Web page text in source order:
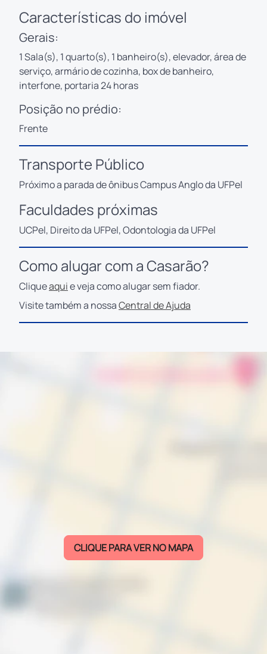
Características do imóvel
Gerais:
1 Sala(s), 1 quarto(s), 1 banheiro(s), elevador, área de
serviço, armário de cozinha, box de banheiro,
interfone, portaria 24 horas
Posição no prédio:
Frente
Transporte Público
Próximo a parada de ônibus Campus Anglo da UFPel
Faculdades próximas
UCPel, Direito da UFPel, Odontologia da UFPel
Como alugar com a Casarão?
Cliqueaquie veja como alugar sem fiador.
Visite também a nossaCentral de Ajuda
CLIQUE PARA VER NO MAPA